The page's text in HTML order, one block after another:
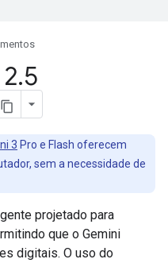
.5
3 Pro e Flash oferecem
sem a necessidade de
projetado para
que o Gemini
digitais. O uso do